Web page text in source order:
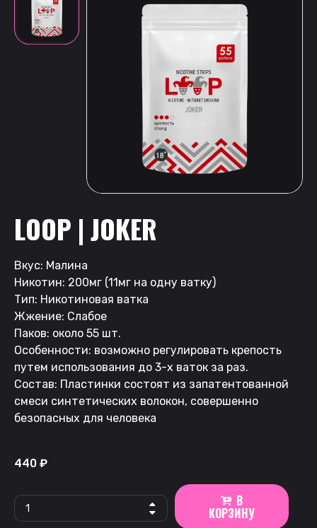
LOOP | JOKER
Вкус: Малина
Никотин: 200мг (11мг на одну ватку)
Тип: Никотиновая ватка
Жжение: Слабое
Паков: около 55 шт.
Особенности: возможно регулировать крепость
путем использования до 3-х ваток за раз.
Состав: Пластинки состоят из запатентованной
смеси синтетических волокон, совершенно
безопасных для человека
440 ₽
В
КОРЗИНУ